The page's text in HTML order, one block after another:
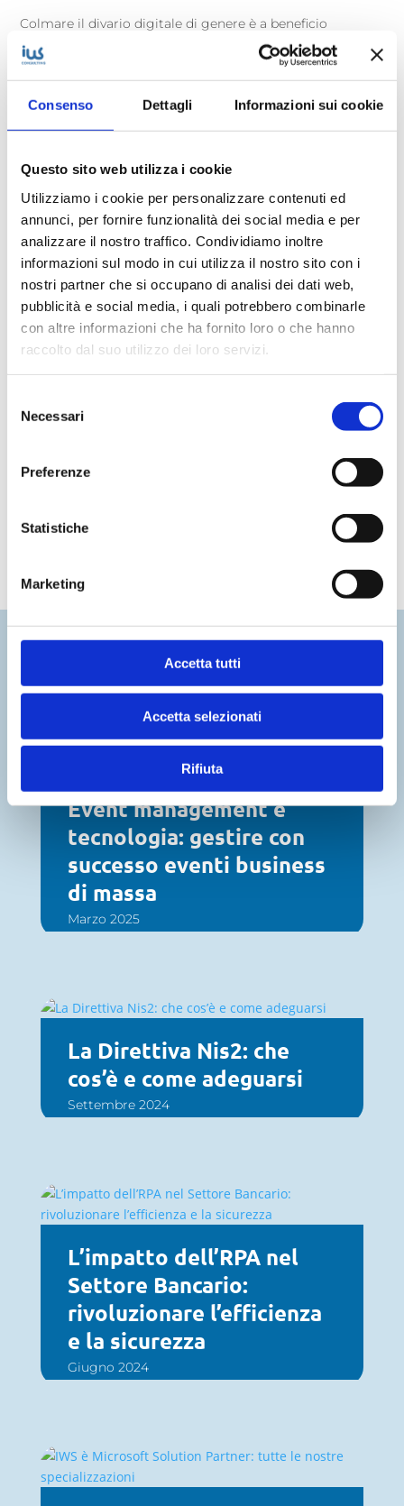
Consenso Dettagli Informazioni sui cookie
Questo sito web utilizza i cookie
Utilizziamo i cookie per personalizzare contenuti ed
annunci, per fornire funzionalità dei social media e per
analizzare il nostro traffico. Condividiamo inoltre
informazioni sul modo in cui utilizza il nostro sito con i
nostri partner che si occupano di analisi dei dati web,
pubblicità e social media, i quali potrebbero combinarle
con altre informazioni che ha fornito loro o che hanno
raccolto dal suo utilizzo dei loro servizi.
delNecessari
Preferenze
Statistiche
Marketing
Accetta tutti
Accetta selezionati
Rifiuta
Colmare il divario digitale di genere è a beneficio
dell’intera collettività e dell’economia. Le donne devono
poter cogliere le opportunità del settore informatico e
la pandemia ha reso evidente quanto siano fondamentali
le competenze ICT nel mercato del lavoro, in tutti i
Non è dunque trascurabile il posizionamento dell’Italia in
Europa a riguardo. Azioni per colmare questa distanza
sono necessarie, a tutti i livelli.
famiglia, il cambiamento è ora!
Vuoi saperne di più?
Notizie Recenti
Event management e
tecnologia: gestire con
successo eventi business
di massa
Marzo 2025
La Direttiva Nis2: che
cos’è e come adeguarsi
Settembre 2024
L’impatto dell’RPA nel
Settore Bancario:
rivoluzionare l’efficienza
e la sicurezza
Giugno 2024